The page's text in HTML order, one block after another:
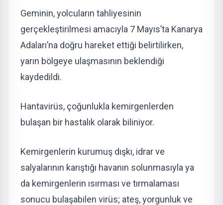
Geminin, yolcuların tahliyesinin
gerçekleştirilmesi amacıyla 7 Mayıs’ta Kanarya
Adaları’na doğru hareket ettiği belirtilirken,
yarın bölgeye ulaşmasının beklendiği
kaydedildi.
Hantavirüs, çoğunlukla kemirgenlerden
bulaşan bir hastalık olarak biliniyor.
Kemirgenlerin kurumuş dışkı, idrar ve
salyalarının karıştığı havanın solunmasıyla ya
da kemirgenlerin ısırması ve tırmalaması
sonucu bulaşabilen virüs; ateş, yorgunluk ve